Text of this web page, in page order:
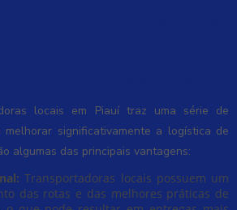
locais em Piauí traz uma série de
melhorar significativamente a logística de
algumas das principais vantagens:
Transportadoras locais possuem um
das rotas e das melhores práticas de